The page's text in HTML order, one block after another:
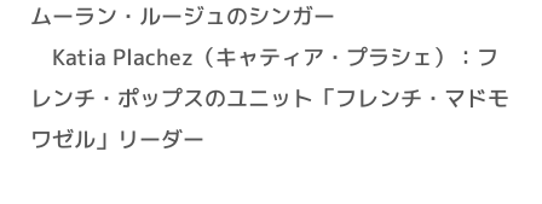
ムーラン・ルージュのシンガー
Katia Plachez（キャティア・プラシェ）：フ
レンチ・ポップスのユニット「フレンチ・マドモ
ワゼル」リーダー